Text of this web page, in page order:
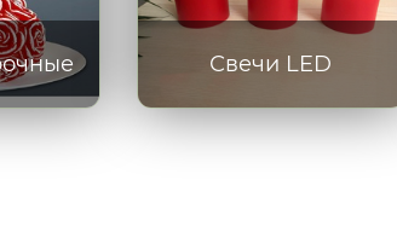
Свечи LED